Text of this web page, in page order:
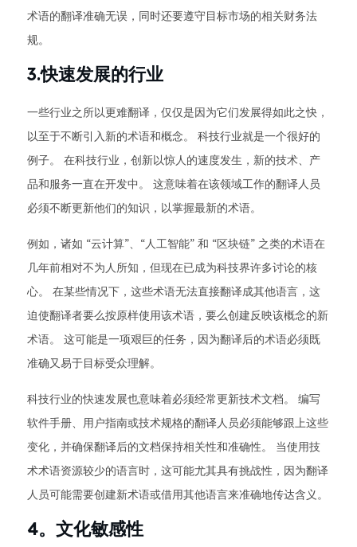
术语的翻译准确无误，同时还要遵守目标市场的相关财务法
规。
3.快速发展的行业
一些行业之所以更难翻译，仅仅是因为它们发展得如此之快，
以至于不断引入新的术语和概念。 科技行业就是一个很好的
例子。 在科技行业，创新以惊人的速度发生，新的技术、产
品和服务一直在开发中。 这意味着在该领域工作的翻译人员
必须不断更新他们的知识，以掌握最新的术语。
例如，诸如 “云计算”、“人工智能” 和 “区块链” 之类的术语在
几年前相对不为人所知，但现在已成为科技界许多讨论的核
心。 在某些情况下，这些术语无法直接翻译成其他语言，这
迫使翻译者要么按原样使用该术语，要么创建反映该概念的新
术语。 这可能是一项艰巨的任务，因为翻译后的术语必须既
准确又易于目标受众理解。
科技行业的快速发展也意味着必须经常更新技术文档。 编写
软件手册、用户指南或技术规格的翻译人员必须能够跟上这些
变化，并确保翻译后的文档保持相关性和准确性。 当使用技
术术语资源较少的语言时，这可能尤其具有挑战性，因为翻译
人员可能需要创建新术语或借用其他语言来准确地传达含义。
4。文化敏感性